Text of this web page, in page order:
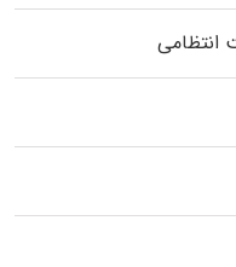
انتظامی